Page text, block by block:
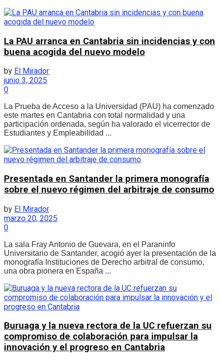
La PAU arranca en Cantabria sin incidencias y con
buena acogida del nuevo modelo
by El Mirador
junio 3, 2025
0
La Prueba de Acceso a la Universidad (PAU) ha comenzado
este martes en Cantabria con total normalidad y una
participación ordenada, según ha valorado el vicerrector de
Estudiantes y Empleabilidad ...
Presentada en Santander la primera monografía
sobre el nuevo régimen del arbitraje de consumo
by El Mirador
marzo 20, 2025
0
La sala Fray Antonio de Guevara, en el Paraninfo
Universitario de Santander, acogió ayer la presentación de la
monografía Instituciones de Derecho arbitral de consumo,
una obra pionera en España ...
Buruaga y la nueva rectora de la UC refuerzan su
compromiso de colaboración para impulsar la
innovación y el progreso en Cantabria